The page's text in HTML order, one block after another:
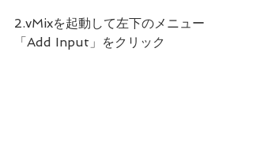
2.vMixを起動して左下のメニュー
「Add Input」をクリック